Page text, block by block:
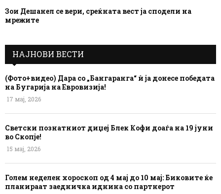
Зои Дешанел се вери, среќната вест ја сподели на
мрежите
НАЈНОВИ ВЕСТИ
(Фото+видео) Дара со „Бангаранга“ ѝ ја донесе победата
на Бугарија на Евровизија!
17 мај, 2026
Светски познатниот диџеј Блек Кофи доаѓа на 19 јуни
во Скопје!
15 мај, 2026
Голем неделен хороскоп од 4 мај до 10 мај: Биковите ќе
планираат заедничка иднина со партнерот